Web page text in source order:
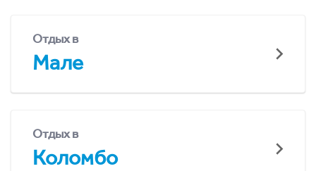
Отдых в
Мале
Отдых в
Коломбо